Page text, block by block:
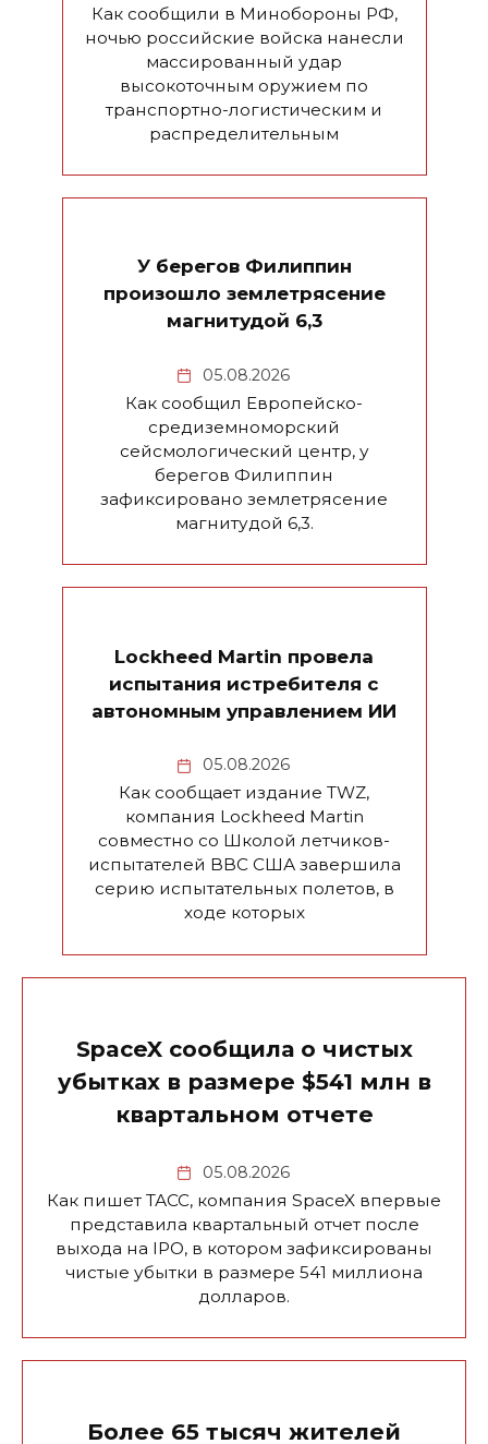
Как сообщили в Минобороны РФ,
ночью российские войска нанесли
массированный удар
высокоточным оружием по
транспортно-логистическим и
распределительным
У берегов Филиппин
произошло землетрясение
магнитудой 6,3
05.08.2026
Как сообщил Европейско-
средиземноморский
сейсмологический центр, у
берегов Филиппин
зафиксировано землетрясение
магнитудой 6,3.
Lockheed Martin провела
испытания истребителя с
автономным управлением ИИ
05.08.2026
Как сообщает издание TWZ,
компания Lockheed Martin
совместно со Школой летчиков-
испытателей ВВС США завершила
серию испытательных полетов, в
ходе которых
SpaceX сообщила о чистых
убытках в размере $541 млн в
квартальном отчете
05.08.2026
Как пишет ТАСС, компания SpaceX впервые
представила квартальный отчет после
выхода на IPO, в котором зафиксированы
чистые убытки в размере 541 миллиона
долларов.
Более 65 тысяч жителей